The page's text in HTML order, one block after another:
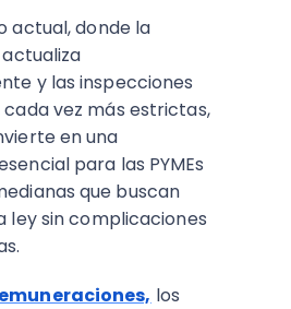
actual, donde la
y las inspecciones
vez más estrictas,
en una
para las PYMEs
que buscan
ley sin complicaciones
los